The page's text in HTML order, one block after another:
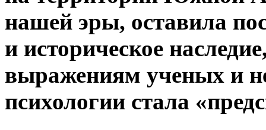
нашей эры, оставила
и историческое
выражениям ученых и
психологии стала «